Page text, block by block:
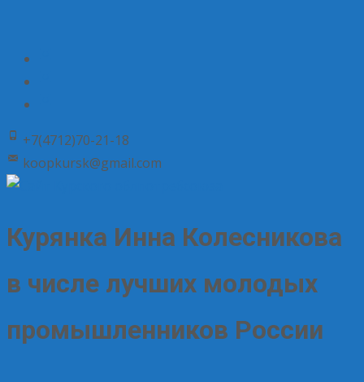
+7(4712)70-21-18
koopkursk@gmail.com
Курянка Инна Колесникова
в числе лучших молодых
промышленников России